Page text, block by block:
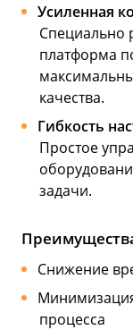
Усиленная
Специально
платформа
качества.
Гибкость
Простое
задачи.
Снижение
процесса